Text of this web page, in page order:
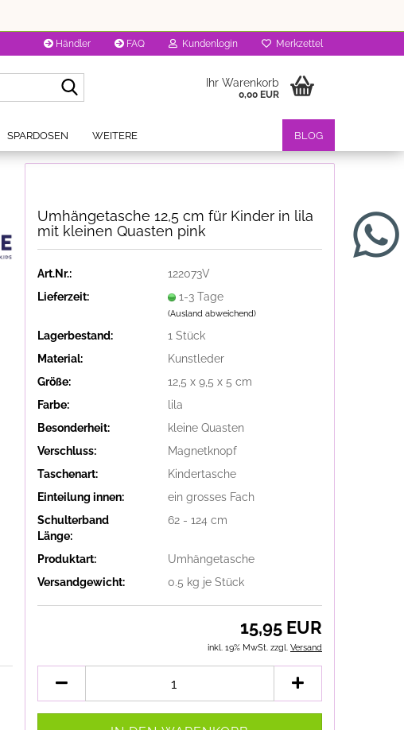
Händler FAQ Kundenlogin Merkzettel
Ihr Warenkorb
0,00 EUR
SPARDOSEN BLOG
WEITERE
Umhängetasche 12,5 cm für Kinder in lila
mit kleinen Quasten pink
Art.Nr.:
122073V
Lieferzeit:
1-3 Tage
(Ausland abweichend)
Lagerbestand: 1Stück
Material:
Kunstleder
Größe:
12,5 x 9,5 x 5 cm
Farbe:
lila
Besonderheit:
kleine Quasten
Verschluss:
Magnetknopf
Taschenart:
Kindertasche
Einteilung innen:
ein grosses Fach
Schulterband
Länge:
62 - 124 cm
Produktart:
Umhängetasche
Versandgewicht:
0.5 kg je Stück
15,95 EUR
inkl. 19% MwSt. zzgl. Versand